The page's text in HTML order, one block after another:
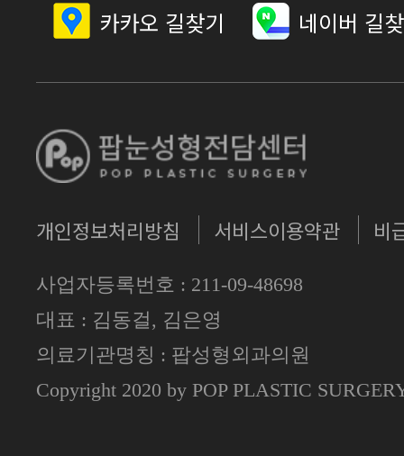
카카오 길찾기 네이버 길
개인정보처리방침 서비스이용약관 비
사업자등록번호 : 211-09-48698
대표 : 김동걸, 김은영
의료기관명칭 : 팝성형외과의원
Copyright 2020 by POP PLASTIC